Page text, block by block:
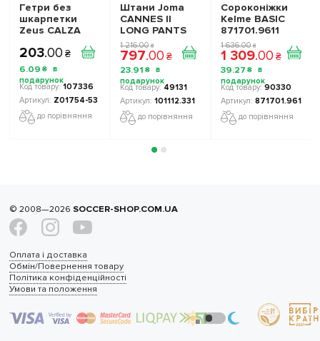
Гетри без
шкарпетки
Zeus CALZA
колір:
блакитний
203.00 ₴
6.09 ₴
107336
Z01754-53
до порівняння
Штани Joma
CANNES II
LONG PANTS
NAVY 101112.331
1 216.00 ₴
797.00 ₴
23.91 ₴
49131
101112.331
до порівняння
Сороконіжки
Kelme BASIC
871701.9611
колір:
червоний
1 636.00 ₴
1 309.00 ₴
39.27 ₴
90330
871701.9611
до порівняння
© 2008—2026 SOCCER-SHOP.COM.UA
Оплата і доставка
Обмін/Повернення товару
Політика конфіденційності
Умови та положення